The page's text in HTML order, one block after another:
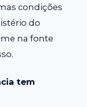
condições
do
na fonte
tem